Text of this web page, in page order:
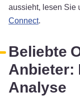
aussieht, lesen Sie
Connect.
Beliebte
Anbieter:
Analyse